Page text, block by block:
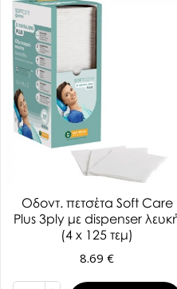
Oδοντ. πετσέτα Soft Care
Plus 3ply με dispenser
(4 x 125 τεμ)
8.69 €